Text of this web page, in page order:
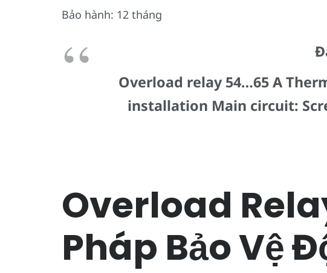
Bảo hành: 12 tháng
Overload relay 54…65 A
installation Main circuit:
Overload
Pháp Bảo Vệ